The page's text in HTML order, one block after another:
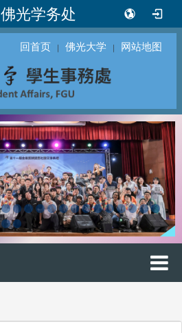
佛光学务处
回首页 ｜ 佛光大学 ｜ 网站地图